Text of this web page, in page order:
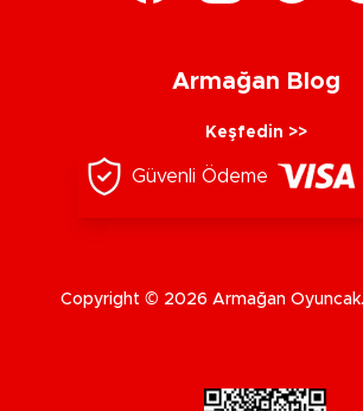
Armağan Blog
Keşfedin >>
Güvenli Ödeme
Copyright © 2026 Armağan